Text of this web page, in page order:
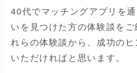
40代でマッチングアプリを
いを見つけた方の体験談をご
れらの体験談から、成功のヒ
いただければと思います。